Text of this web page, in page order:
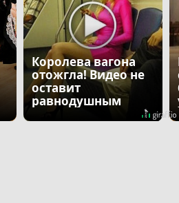
Королева вагона
отожгла! Видео не
оставит
равнодушным